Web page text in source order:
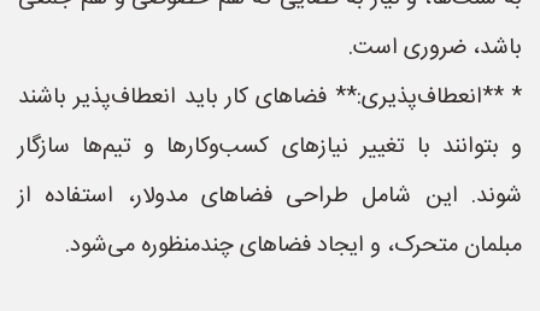
باشد، ضروری است.
* **انعطاف‌پذیری:** فضاهای کار باید انعطاف‌پذیر باشند
و بتوانند با تغییر نیازهای کسب‌وکارها و تیم‌ها سازگار
شوند. این شامل طراحی فضاهای مدولار، استفاده از
مبلمان متحرک، و ایجاد فضاهای چندمنظوره می‌شود.